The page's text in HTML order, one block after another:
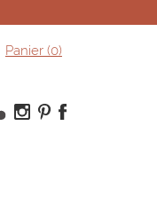
Panier (0)